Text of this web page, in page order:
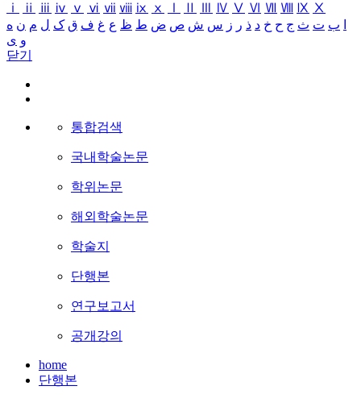
ⅰ
ⅱ ⅲ ⅳ ⅴ ⅵ ⅶ ⅷ ⅸ ⅹ Ⅳ Ⅴ Ⅵ Ⅶ Ⅷ Ⅸ Ⅹ
ب ت ث ج ح خ د ذ ر ز س ش ص ض ط ظ ع غ ف ق ک ل م ن ه
و ی
닫기
통합검색
국내학술논문
학위논문
해외학술논문
학술지
단행본
연구보고서
공개강의
home
단행본